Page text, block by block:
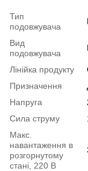
Тип
подовжувача
Вид
подовжувача
Лінійка продукту
Призначення
Напруга
Сила струму
Макс.
навантаження в
розгорнутому
стані, 220 В